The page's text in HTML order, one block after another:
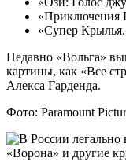
«Приключения
«Супер
Недавно «Вольга»
картины, как «Все
Алекса Гарденда.
Фото: Paramount